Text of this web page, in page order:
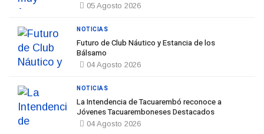
05 Agosto 2026
Futuro de Club Náutico y Estancia de los
Bálsamo
04 Agosto 2026
NOTICIAS
La Intendencia de Tacuarembó reconoce a
Jóvenes Tacuaremboneses Destacados
04 Agosto 2026
NOTICIAS